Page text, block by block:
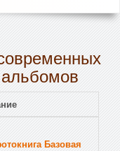
Базовая